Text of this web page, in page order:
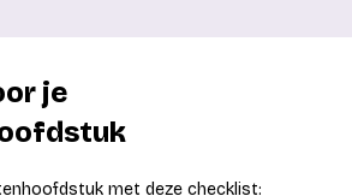
je
met deze checklist: